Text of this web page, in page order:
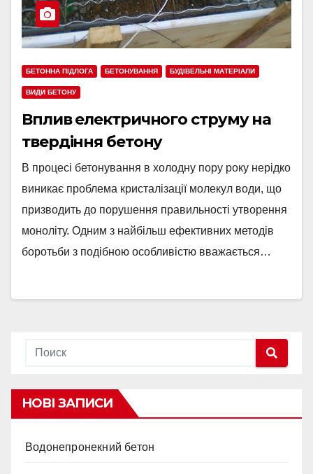
БЕТОННА ПІДЛОГА БЕТОНУВАННЯ БУДІВЕЛЬНІ МАТЕРІАЛИ
ВИДИ БЕТОНУ
Вплив електричного струму на
твердіння бетону
В процесі бетонування в холодну пору року нерідко
виникає проблема кристалізації молекул води, що
призводить до порушення правильності утворення
моноліту. Одним з найбільш ефективних методів
боротьби з подібною особливістю вважається…
НОВІ ЗАПИСИ
Водонепронекний бетон